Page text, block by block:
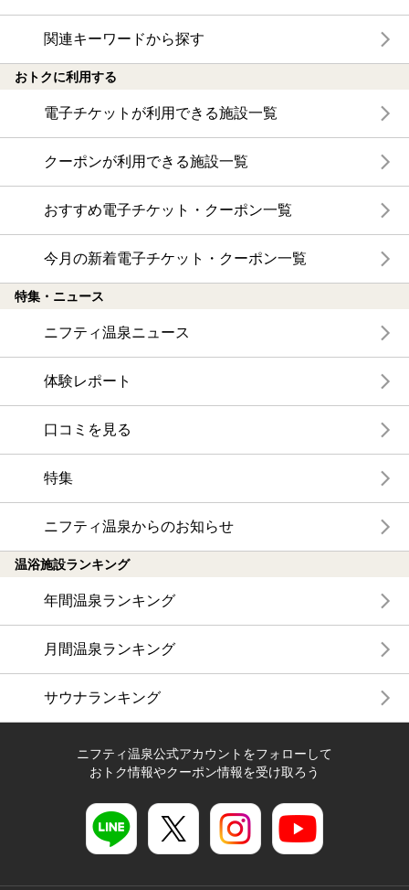
関連キーワードから探す
おトクに利用する
電子チケットが利用できる施設一覧
クーポンが利用できる施設一覧
おすすめ電子チケット・クーポン一覧
今月の新着電子チケット・クーポン一覧
特集・ニュース
ニフティ温泉ニュース
体験レポート
口コミを見る
特集
ニフティ温泉からのお知らせ
温浴施設ランキング
年間温泉ランキング
月間温泉ランキング
サウナランキング
ニフティ温泉公式アカウントをフォローして
おトク情報やクーポン情報を受け取ろう